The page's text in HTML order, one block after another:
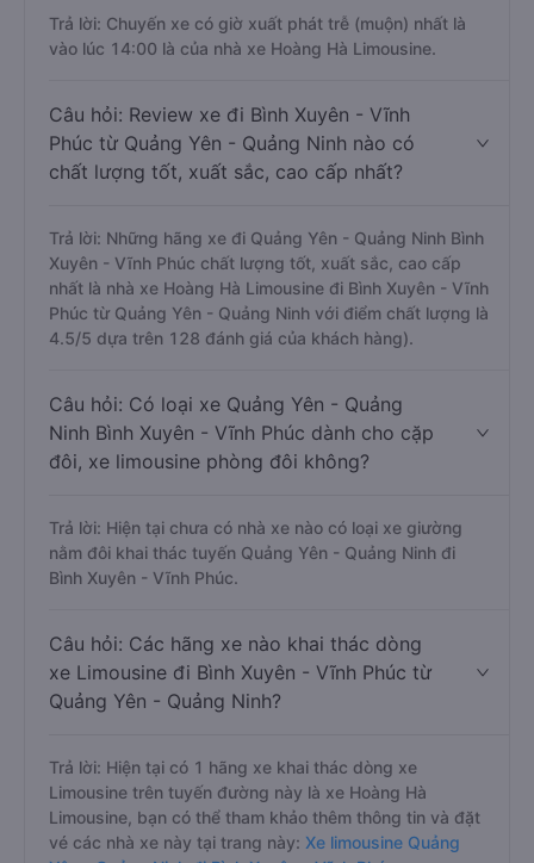
Trả lời: Chuyến xe có giờ xuất phát trễ (muộn) nhất là
vào lúc 14:00 là của nhà xe Hoàng Hà Limousine.
Câu hỏi: Review xe đi Bình Xuyên - Vĩnh
Phúc từ Quảng Yên - Quảng Ninh nào có
chất lượng tốt, xuất sắc, cao cấp nhất?
Trả lời: Những hãng xe đi Quảng Yên - Quảng Ninh Bình
Xuyên - Vĩnh Phúc chất lượng tốt, xuất sắc, cao cấp
nhất là nhà xe Hoàng Hà Limousine đi Bình Xuyên - Vĩnh
Phúc từ Quảng Yên - Quảng Ninh với điểm chất lượng là
4.5/5 dựa trên 128 đánh giá của khách hàng).
Câu hỏi: Có loại xe Quảng Yên - Quảng
Ninh Bình Xuyên - Vĩnh Phúc dành cho cặp
đôi, xe limousine phòng đôi không?
Trả lời: Hiện tại chưa có nhà xe nào có loại xe giường
nằm đôi khai thác tuyến Quảng Yên - Quảng Ninh đi
Bình Xuyên - Vĩnh Phúc.
Câu hỏi: Các hãng xe nào khai thác dòng
xe Limousine đi Bình Xuyên - Vĩnh Phúc từ
Quảng Yên - Quảng Ninh?
Trả lời: Hiện tại có 1 hãng xe khai thác dòng xe
Limousine trên tuyến đường này là xe Hoàng Hà
Limousine, bạn có thể tham khảo thêm thông tin và đặt
vé các nhà xe này tại trang này: Xe limousine Quảng